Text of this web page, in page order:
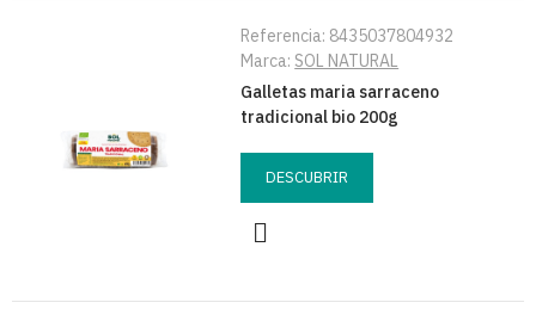
Referencia: 8435037804932
Marca: SOL NATURAL
Galletas maria sarraceno
tradicional bio 200g
DESCUBRIR